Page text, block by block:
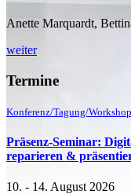
Anette Marquardt,
weiter
Termine
Konferenz/Tagung/Workshop
Präsenz-Seminar:
reparieren &
10. - 14. August 2026